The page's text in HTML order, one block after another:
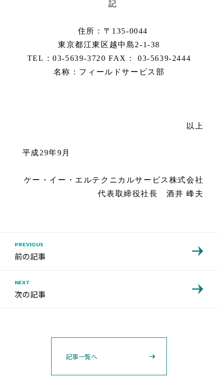
記
住所：〒135-0044
東京都江東区越中島2-1-38
TEL：03-5639-3720 FAX： 03-5639-2444
名称：フィールドサービス部
以上
平成29年9月
ケー・イー・エルテクニカルサービス株式会社
代表取締役社長 酒井 峰夫
PREVIOUS
前の記事
NEXT
次の記事
記事一覧へ